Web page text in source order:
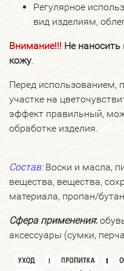
Регулярное
вид изделиям,
Внимание!!! Не наносить
кожу.
Перед использованием,
участке на
эффект правильный,
обработке изделия.
Состав: Воски и масла,
вещества, вещества,
материала, пропан/
Сфера применения:
аксессуары (сумки,